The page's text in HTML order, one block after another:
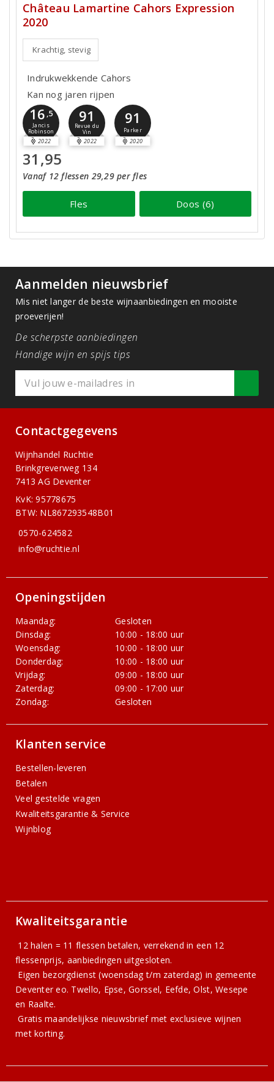
Château Lamartine Cahors Expression
2020
Krachtig, stevig
Indrukwekkende Cahors
Kan nog jaren rijpen
16 ,5
Jancis
Robinson
2022
91
Revue du
Vin
2022
91
Parker
2020
31,95
Vanaf 12 flessen 29,29 per fles
Fles Doos (6)
Aanmelden nieuwsbrief
Mis niet langer de beste wijnaanbiedingen en mooiste
proeverijen!
De scherpste aanbiedingen
Handige wijn en spijs tips
Contactgegevens
Wijnhandel Ruchtie
Brinkgreverweg 134
7413 AG Deventer
KvK: 95778675
BTW: NL867293548B01
0570-624582
info@ruchtie.nl
Openingstijden
Maandag:
Gesloten
Dinsdag:
10:00 - 18:00 uur
Woensdag:
10:00 - 18:00 uur
Donderdag:
10:00 - 18:00 uur
Vrijdag:
09:00 - 18:00 uur
Zaterdag:
09:00 - 17:00 uur
Zondag:
Gesloten
Klanten service
Bestellen-leveren
Betalen
Veel gestelde vragen
Kwaliteitsgarantie & Service
Wijnblog
Kwaliteitsgarantie
12 halen = 11 flessen betalen, verrekend in een 12
flessenprijs, aanbiedingen uitgesloten.
Eigen bezorgdienst (woensdag t/m zaterdag) in gemeente
Deventer eo. Twello, Epse, Gorssel, Eefde, Olst, Wesepe
en Raalte.
Gratismaandelijkse nieuwsbriefmet exclusieve wijnen
met korting.